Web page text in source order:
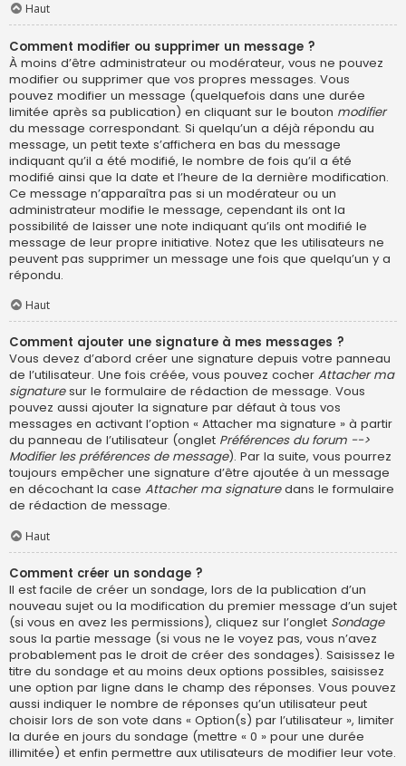
Haut
Comment modifier ou supprimer un message ?
À moins d’être administrateur ou modérateur, vous ne pouvez
modifier ou supprimer que vos propres messages. Vous
pouvez modifier un message (quelquefois dans une durée
limitée après sa publication) en cliquant sur le bouton modifier
du message correspondant. Si quelqu’un a déjà répondu au
message, un petit texte s’affichera en bas du message
indiquant qu’il a été modifié, le nombre de fois qu’il a été
modifié ainsi que la date et l’heure de la dernière modification.
Ce message n’apparaîtra pas si un modérateur ou un
administrateur modifie le message, cependant ils ont la
possibilité de laisser une note indiquant qu’ils ont modifié le
message de leur propre initiative. Notez que les utilisateurs ne
peuvent pas supprimer un message une fois que quelqu’un y a
répondu.
Haut
Comment ajouter une signature à mes messages ?
Vous devez d’abord créer une signature depuis votre panneau
de l’utilisateur. Une fois créée, vous pouvez cocher Attacher ma
signaturesur le formulaire de rédaction de message. Vous
pouvez aussi ajouter la signature par défaut à tous vos
messages en activant l’option « Attacher ma signature » à partir
du panneau de l’utilisateur (onglet Préférences du forum -->
Modifier les préférences de message). Par la suite, vous pourrez
toujours empêcher une signature d’être ajoutée à un message
en décochant la case Attacher ma signaturedans le formulaire
de rédaction de message.
Haut
Comment créer un sondage ?
Il est facile de créer un sondage, lors de la publication d’un
nouveau sujet ou la modification du premier message d’un sujet
(si vous en avez les permissions), cliquez sur l’onglet Sondage
sous la partie message (si vous ne le voyez pas, vous n’avez
probablement pas le droit de créer des sondages). Saisissez le
titre du sondage et au moins deux options possibles, saisissez
une option par ligne dans le champ des réponses. Vous pouvez
aussi indiquer le nombre de réponses qu’un utilisateur peut
choisir lors de son vote dans « Option(s) par l’utilisateur », limiter
la durée en jours du sondage (mettre « 0 » pour une durée
illimitée) et enfin permettre aux utilisateurs de modifier leur vote.